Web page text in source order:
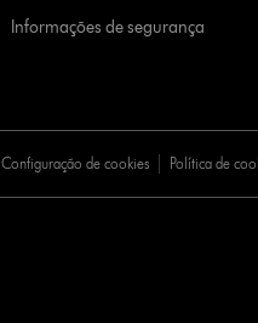
Informações de segurança
Configuração de cookies Política de